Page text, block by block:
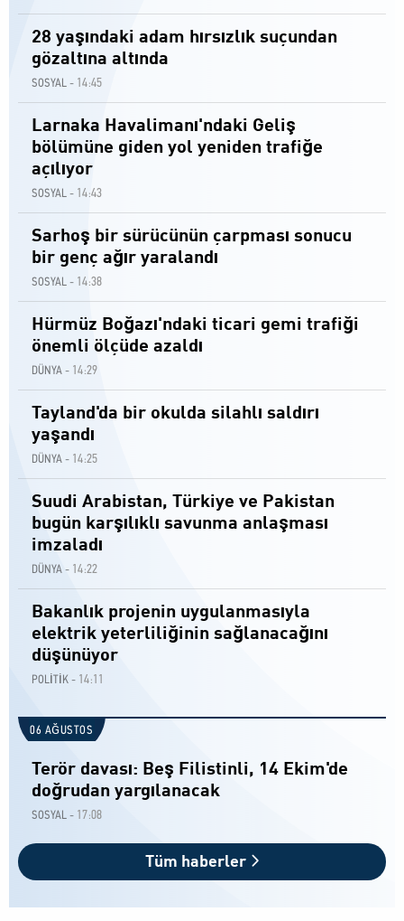
28 yaşındaki adam hırsızlık suçundan
gözaltına altında
SOSYAL - 14:45
Larnaka Havalimanı'ndaki Geliş
bölümüne giden yol yeniden trafiğe
açılıyor
SOSYAL - 14:43
Sarhoş bir sürücünün çarpması sonucu
bir genç ağır yaralandı
SOSYAL - 14:38
Hürmüz Boğazı'ndaki ticari gemi trafiği
önemli ölçüde azaldı
DÜNYA - 14:29
Tayland'da bir okulda silahlı saldırı
yaşandı
DÜNYA - 14:25
Suudi Arabistan, Türkiye ve Pakistan
bugün karşılıklı savunma anlaşması
imzaladı
DÜNYA - 14:22
Bakanlık projenin uygulanmasıyla
elektrik yeterliliğinin sağlanacağını
düşünüyor
POLİTİK - 14:11
06 AĞUSTOS
Terör davası: Beş Filistinli, 14 Ekim'de
doğrudan yargılanacak
SOSYAL - 17:08
Tüm haberler